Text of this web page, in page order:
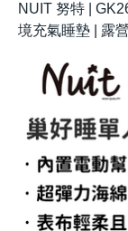
NUIT 努特 |
境充氣睡墊 | 露